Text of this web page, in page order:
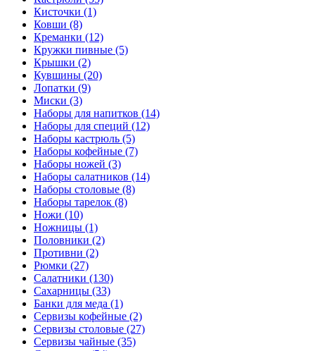
Кисточки (1)
Ковши (8)
Креманки (12)
Кружки пивные (5)
Крышки (2)
Кувшины (20)
Лопатки (9)
Миски (3)
Наборы для напитков (14)
Наборы для специй (12)
Наборы кастрюль (5)
Наборы кофейные (7)
Наборы ножей (3)
Наборы салатников (14)
Наборы столовые (8)
Наборы тарелок (8)
Ножи (10)
Ножницы (1)
Половники (2)
Противни (2)
Рюмки (27)
Салатники (130)
Сахарницы (33)
Банки для меда (1)
Сервизы кофейные (2)
Сервизы столовые (27)
Сервизы чайные (35)